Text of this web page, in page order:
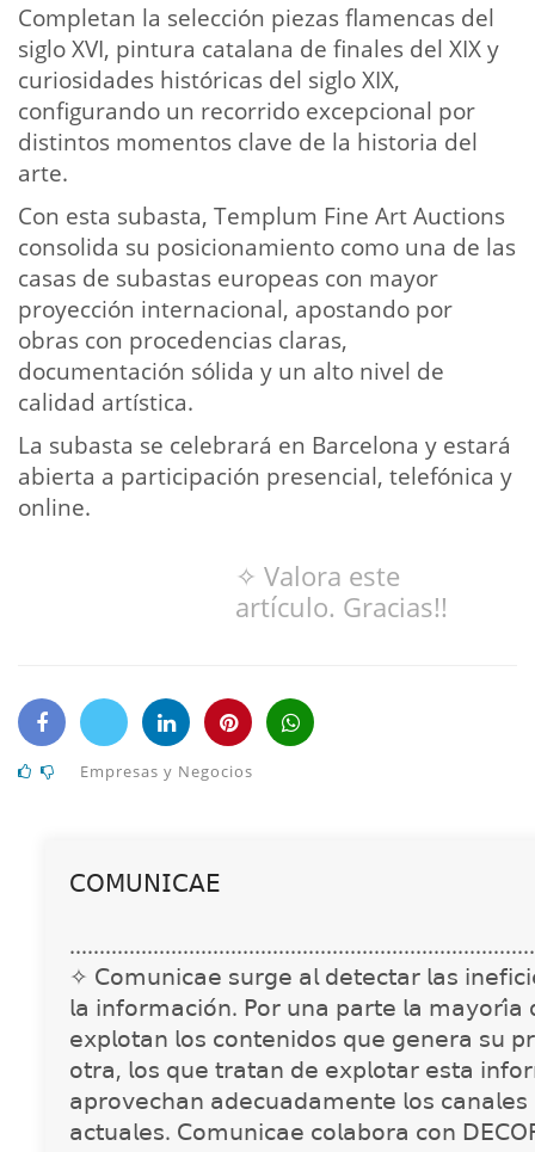
Completan la selección piezas flamencas del
siglo XVI, pintura catalana de finales del XIX y
curiosidades históricas del siglo XIX,
configurando un recorrido excepcional por
distintos momentos clave de la historia del
arte.
Con esta subasta, Templum Fine Art Auctions
consolida su posicionamiento como una de las
casas de subastas europeas con mayor
proyección internacional, apostando por
obras con procedencias claras,
documentación sólida y un alto nivel de
calidad artística.
La subasta se celebrará en Barcelona y estará
abierta a participación presencial, telefónica y
online.
✧ Valora este
artículo. Gracias!!
Empresas y Negocios
𝖢𝖮𝖬𝖴𝖭𝖨𝖢𝖠𝖤
✧ 𝖢𝗈𝗆𝗎𝗇𝗂𝖼𝖺𝖾 𝗌𝗎𝗋𝗀𝖾 𝖺𝗅 𝖽𝖾𝗍𝖾𝖼𝗍𝖺𝗋 𝗅𝖺𝗌
𝗅𝖺 𝗂𝗇𝖿𝗈𝗋𝗆𝖺𝖼𝗂𝗈́𝗇. 𝖯𝗈𝗋 𝗎𝗇𝖺 𝗉𝖺𝗋𝗍𝖾 𝗅𝖺
𝖾𝗑𝗉𝗅𝗈𝗍𝖺𝗇 𝗅𝗈𝗌 𝖼𝗈𝗇𝗍𝖾𝗇𝗂𝖽𝗈𝗌 𝗊𝗎𝖾 𝗀𝖾𝗇𝖾𝗋𝖺 𝗌𝗎
𝗈𝗍𝗋𝖺, 𝗅𝗈𝗌 𝗊𝗎𝖾 𝗍𝗋𝖺𝗍𝖺𝗇 𝖽𝖾 𝖾𝗑𝗉𝗅𝗈𝗍𝖺𝗋 𝖾𝗌𝗍𝖺
𝖺𝗉𝗋𝗈𝗏𝖾𝖼𝗁𝖺𝗇 𝖺𝖽𝖾𝖼𝗎𝖺𝖽𝖺𝗆𝖾𝗇𝗍𝖾 𝗅𝗈𝗌
𝖺𝖼𝗍𝗎𝖺𝗅𝖾𝗌. 𝖢𝗈𝗆𝗎𝗇𝗂𝖼𝖺𝖾 𝖼𝗈𝗅𝖺𝖻𝗈𝗋𝖺 𝖼𝗈𝗇